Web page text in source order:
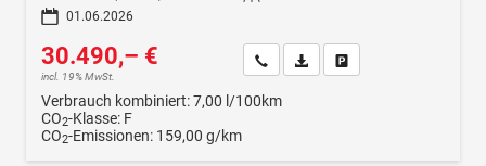
01.06.2026
30.490,– €
incl. 19% MwSt.
Wir rufen Sie anFahrzeugexposé (PDF)
Verbrauch kombiniert:7,00 l/100km
CO2-Klasse: F
CO2-Emissionen: 159,00 g/km